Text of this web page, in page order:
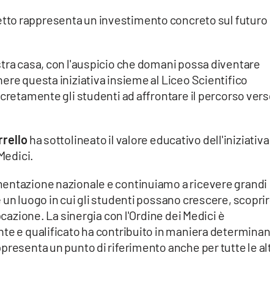
rappresenta un investimento concreto sul futuro
casa, con l'auspicio che domani possa diventare
questa iniziativa insieme al Liceo Scientifico
gli studenti ad affrontare il percorso
ha sottolineato il valore educativo dell'iniziativa
nazionale e continuiamo a ricevere grandi
luogo in cui gli studenti possano crescere,
La sinergia con l'Ordine dei Medici è
e qualificato ha contribuito in maniera
un punto di riferimento anche per tutte le